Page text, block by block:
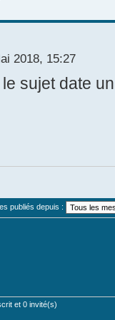
2018, 15:27
sujet date
publiés depuis :
et 0 invité(s)